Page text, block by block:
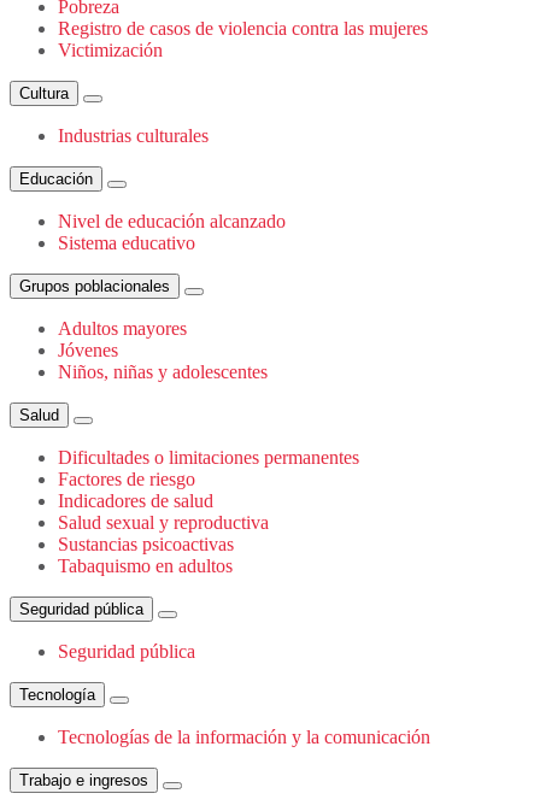
Pobreza
Registro de casos de violencia contra las mujeres
Victimización
Cultura
Industrias culturales
Educación
Nivel de educación alcanzado
Sistema educativo
Grupos poblacionales
Adultos mayores
Jóvenes
Niños, niñas y adolescentes
Salud
Dificultades o limitaciones permanentes
Factores de riesgo
Indicadores de salud
Salud sexual y reproductiva
Sustancias psicoactivas
Tabaquismo en adultos
Seguridad pública
Seguridad pública
Tecnología
Tecnologías de la información y la comunicación
Trabajo e ingresos